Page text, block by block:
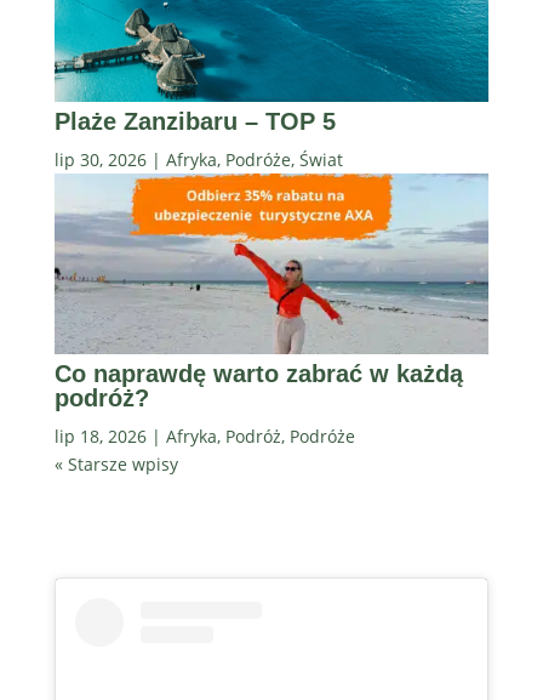
Plaże Zanzibaru – TOP 5
lip 30, 2026| Afryka, Podróże, Świat
Co naprawdę warto zabrać w każdą
podróż?
lip 18, 2026| Afryka, Podróż, Podróże
« Starsze wpisy